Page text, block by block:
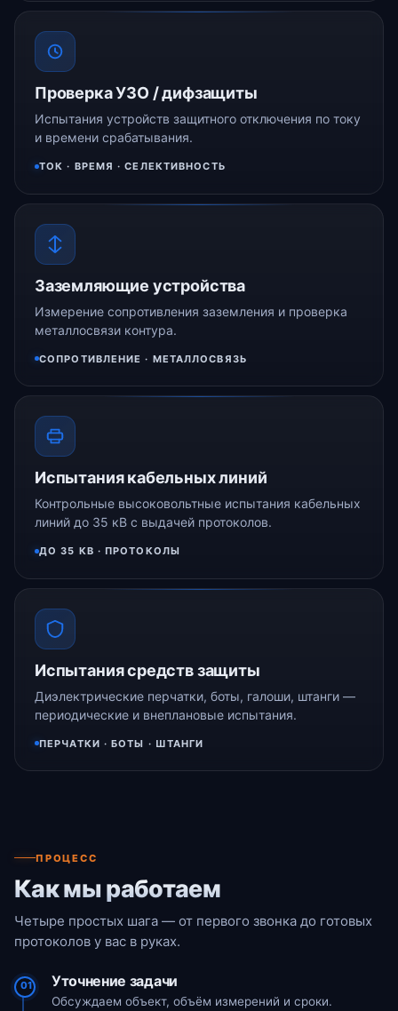
Проверка УЗО / дифзащиты
Испытания устройств защитного отключения по току
и времени срабатывания.
ТОК · ВРЕМЯ · СЕЛЕКТИВНОСТЬ
Заземляющие устройства
Измерение сопротивления заземления и проверка
металлосвязи контура.
СОПРОТИВЛЕНИЕ · МЕТАЛЛОСВЯЗЬ
Испытания кабельных линий
Контрольные высоковольтные испытания кабельных
линий до 35 кВ с выдачей протоколов.
ДО 35 КВ · ПРОТОКОЛЫ
Испытания средств защиты
Диэлектрические перчатки, боты, галоши, штанги —
периодические и внеплановые испытания.
ПЕРЧАТКИ · БОТЫ · ШТАНГИ
ПРОЦЕСС
Как мы работаем
Четыре простых шага — от первого звонка до готовых
протоколов у вас в руках.
01 Уточнение задачи
Обсуждаем объект, объём измерений и сроки.